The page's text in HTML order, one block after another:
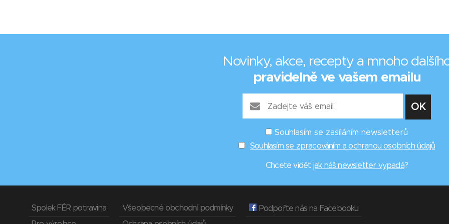
Novinky, akce, recepty a mnoho
pravidelně ve vašem emailu
Souhlasím se zasíláním newsletterů
Souhlasím se zpracováním a ochranou osobních údajů
Chcete vidět jak náš newsletter vypadá?
Spolek FÉR potravina
Všeobecné obchodní podmínky
Podpořte nás na Facebooku